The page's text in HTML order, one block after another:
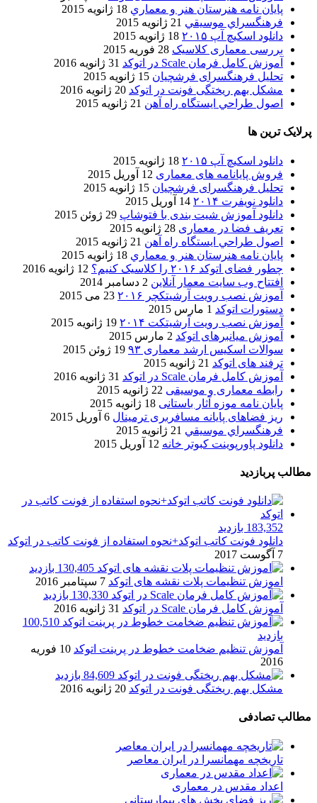
پایان نامه هنرستان هنر و معماري 18 ژانویه 2015
فرهنگسراي موسيقي 21 ژانویه 2015
دانلود اسکیچ آپ ۲۰۱۵
18 ژانویه 2015
بررسی معماری کلاسیک 28 فوریه 2015
آموزش کامل فرمان Scale در اتوکد
31 ژانویه 2016
تحلیل فرهنگسرای فرشچیان 15 ژانویه 2015
مشکل بهم ریختگی فونت در اتوکد 20 ژانویه 2016
اصول طراحي ایستگاه راه آهن 21 ژانویه 2015
پرلایک ترین ها
دانلود اسکیچ آپ ۲۰۱۵
18 ژانویه 2015
فروش پایانامه های معماری 12 آوریل 2015
تحلیل فرهنگسرای فرشچیان 15 ژانویه 2015
دانلود نویفرت ۲۰۱۴
14 آوریل 2015
دانلود آموزش شیت بندی با فتوشاپ 29 ژوئن 2015
تعریف فضا در معماری 28 ژانویه 2015
اصول طراحي ایستگاه راه آهن 21 ژانویه 2015
پایان نامه هنرستان هنر و معماري 18 ژانویه 2015
چطور فضای اتوکد ۲۰۱۶ را کلاسیک کنیم؟
12 ژانویه 2016
افتتاح وب سایت معمار آنلاین 2 دسامبر 2014
آموزش نصب رویت آرشیتکچر ۲۰۱۶
23 می 2015
دستورات اتوکد 1 مارس 2015
آموزش نصب رویت آرشیتکت ۲۰۱۴
19 ژانویه 2015
آموزش میانبرهای اتوکد 2 مارس 2015
سوالات اسکیس ارشد معماری ۹۳
19 ژوئن 2015
ترفند های اتوکد 21 ژانویه 2015
آموزش کامل فرمان Scale در اتوکد
31 ژانویه 2016
رابطه معماری و موسیقی 22 ژانویه 2015
پایان نامه موزه آثار باستانی 18 ژانویه 2015
ریز فضاهای پایانه مسافربری ترمینال 6 آوریل 2015
فرهنگسراي موسيقي 21 ژانویه 2015
دانلود پاورپوینت کبوتر خانه 12 آوریل 2015
مطالب پربازدید
183,352 بازدید
دانلود فونت کاتب اتوکد+نحوه استفاده از فونت کاتب در اتوکد
7 آگوست 2017
130,405 بازدید
اموزش تنظیمات پلات نقشه های اتوکد 7 سپتامبر 2016
130,330 بازدید
آموزش کامل فرمان Scale در اتوکد
31 ژانویه 2016
100,510
بازدید
آموزش تنظیم ضخامت خطوط در پرینت اتوکد
10 فوریه
2016
84,609 بازدید
مشکل بهم ریختگی فونت در اتوکد 20 ژانویه 2016
مطالب تصادفی
تاریخچه مهمانسرا در ایران معاصر
اعداد مقدس در معماری